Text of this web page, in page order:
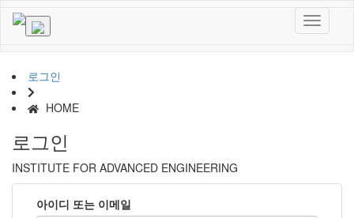
로그인
HOME
로그인
INSTITUTE FOR ADVANCED ENGINEERING
아이디 또는 이메일